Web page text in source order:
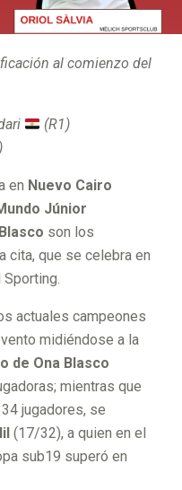
al comienzo del
(R1)
en Nuevo Cairo
Júnior
son los
cita, que se celebra en
actuales campeones
midiéndose a la
de Ona Blasco
mientras que
jugadores, se
(17/32), a quien en el
sub19 superó en